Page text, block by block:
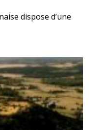
dispose d’une